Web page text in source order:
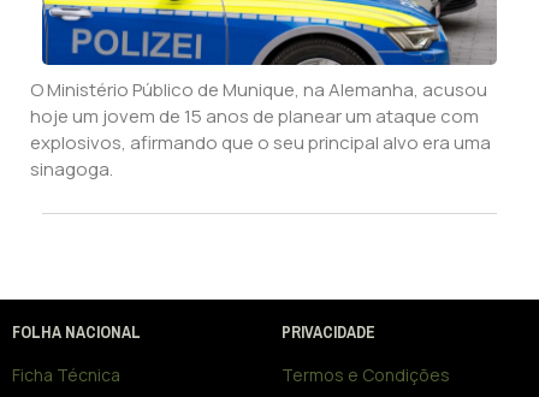
O Ministério Público de Munique, na Alemanha, acusou
hoje um jovem de 15 anos de planear um ataque com
explosivos, afirmando que o seu principal alvo era uma
sinagoga.
FOLHA NACIONAL
Ficha Técnica
PRIVACIDADE
Termos e Condições